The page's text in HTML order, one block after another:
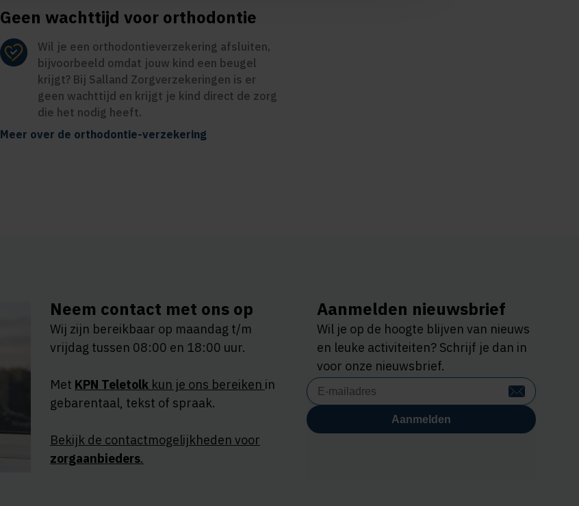
Geen wachttijd voor orthodontie
Wil je een orthodontieverzekering afsluiten,
bijvoorbeeld omdat jouw kind een beugel
krijgt? Bij Salland Zorgverzekeringen is er
geen wachttijd en krijgt je kind direct de zorg
die het nodig heeft.
Meer over de orthodontie-verzekering
Neem contact met ons op
Wij zijn bereikbaar op maandag t/m
vrijdag tussen 08:00 en 18:00 uur.
Met KPN Teletolk kun je ons bereiken in
gebarentaal, tekst of spraak.
Bekijk de contactmogelijkheden voor
zorgaanbieders.
Aanmelden nieuwsbrief
Wil je op de hoogte blijven van nieuws
en leuke activiteiten? Schrijf je dan in
voor onze nieuwsbrief.